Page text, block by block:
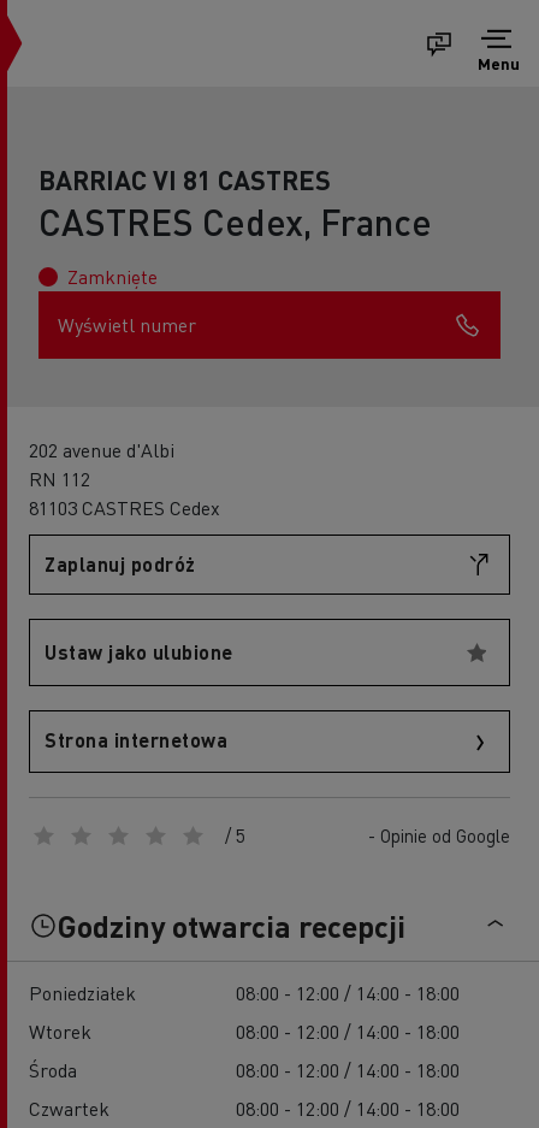
Menu
BARRIAC VI 81 CASTRES
CASTRES Cedex, France
Zamknięte
Wyświetl numer
202 avenue d'Albi
RN 112
81103 CASTRES Cedex
Zaplanuj podróż
Ustaw jako ulubione
Strona internetowa
/ 5 - Opinie od Google
Godziny otwarcia recepcji
Poniedziałek
08:00 - 12:00 / 14:00 - 18:00
Wtorek
08:00 - 12:00 / 14:00 - 18:00
Środa
08:00 - 12:00 / 14:00 - 18:00
Czwartek
08:00 - 12:00 / 14:00 - 18:00